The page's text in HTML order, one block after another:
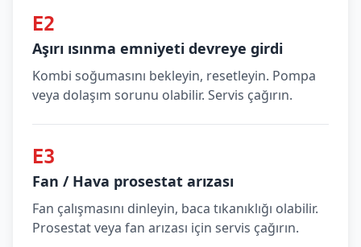
E2
Aşırı ısınma emniyeti devreye girdi
Kombi soğumasını bekleyin, resetleyin. Pompa
veya dolaşım sorunu olabilir. Servis çağırın.
E3
Fan / Hava prosestat arızası
Fan çalışmasını dinleyin, baca tıkanıklığı olabilir.
Prosestat veya fan arızası için servis çağırın.